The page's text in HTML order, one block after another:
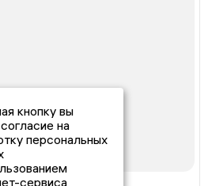
кнопку вы
на
персональных
сервиса